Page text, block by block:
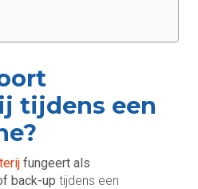
tijdens een
fungeert als
back-up tijdens een